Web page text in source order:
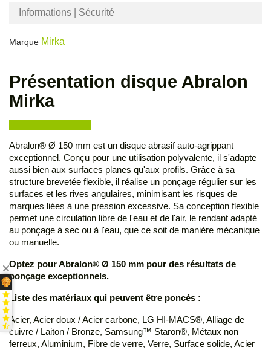
Informations | Sécurité
Marque Mirka
Présentation disque Abralon
Mirka
Abralon® Ø 150 mm est un disque abrasif auto-agrippant
exceptionnel. Conçu pour une utilisation polyvalente, il s'adapte
aussi bien aux surfaces planes qu'aux profils. Grâce à sa
structure brevetée flexible, il réalise un ponçage régulier sur les
surfaces et les rives angulaires, minimisant les risques de
marques liées à une pression excessive. Sa conception flexible
permet une circulation libre de l'eau et de l'air, le rendant adapté
au ponçage à sec ou à l'eau, que ce soit de manière mécanique
ou manuelle.
Optez pour Abralon® Ø 150 mm pour des résultats de
ponçage exceptionnels.
Liste des matériaux qui peuvent être poncés :
Acier, Acier doux / Acier carbone, LG HI-MACS®, Alliage de
cuivre / Laiton / Bronze, Samsung™ Staron®, Métaux non
ferreux, Aluminium, Fibre de verre, Verre, Surface solide, Acier